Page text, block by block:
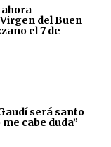
del Buen
el 7 de
será santo
cabe duda”